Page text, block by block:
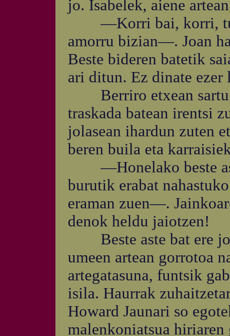
jo. Isabelek, aiene
—Korri bai, korri,
amorru bizian—. Joan
Beste bideren batetik
ari ditun. Ez dinate
Berriro etxean sartu
traskada batean irentsi
jolasean ihardun zuten
beren buila eta
—Honelako beste
burutik erabat
eraman zuen—.
denok heldu jaiotzen!
Beste aste bat ere
umeen artean gorrotoa
artegatasuna, funtsik
isila. Haurrak
Howard Jaunari so
malenkoniatsua hiriaren